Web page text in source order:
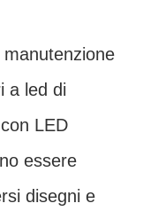
a led di
LED
essere
disegni e